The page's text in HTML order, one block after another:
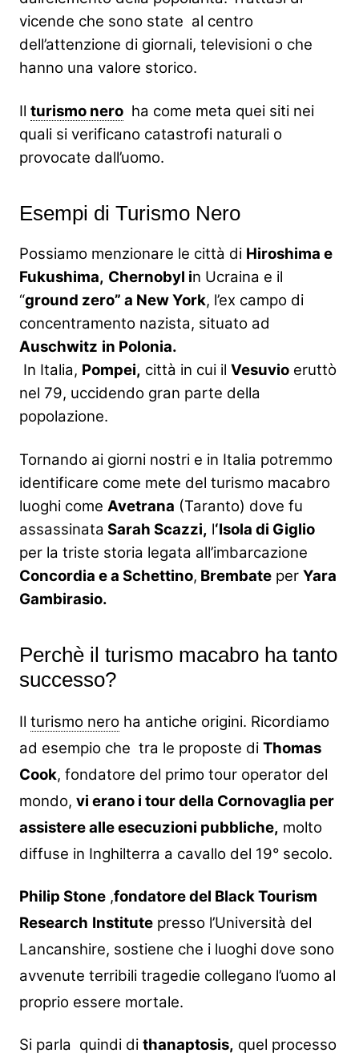
vicende che sono state al centro
dell’attenzione di giornali, televisioni o che
hanno una valore storico.
Il turismo neroha come meta quei siti nei
quali si verificano catastrofi naturali o
provocate dall’uomo.
Esempi di Turismo Nero
Possiamo menzionare le città di Hiroshima e
Fukushima, Chernobyl in Ucraina e il
“ground zero” a New York, l’ex campo di
concentramento nazista, situato ad
Auschwitz in Polonia.
In Italia, Pompei, città in cui il Vesuvioeruttò
nel 79, uccidendo gran parte della
popolazione.
Tornando ai giorni nostri e in Italia potremmo
identificare come mete del turismo macabro
luoghi come Avetrana (Taranto) dove fu
assassinata Sarah Scazzi, l‘Isola di Giglio
per la triste storia legata all’imbarcazione
Concordia e a Schettino, Brembateper Yara
Gambirasio.
Perchè il turismo macabro ha tanto
successo?
Il turismo neroha antiche origini. Ricordiamo
ad esempio che tra le proposte di Thomas
Cook, fondatore del primo tour operator del
mondo, vi erano i tour della Cornovaglia per
assistere alle esecuzioni pubbliche, molto
diffuse in Inghilterra a cavallo del 19° secolo.
Philip Stone,fondatore del Black Tourism
Research Institutepresso l’Università del
Lancanshire, sostiene che i luoghi dove sono
avvenute terribili tragedie collegano l’uomo al
proprio essere mortale.
Si parla quindi di thanaptosis, quel processo